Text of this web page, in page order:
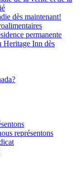
dès maintenant!
permanente
Heritage Inn dès
représentons